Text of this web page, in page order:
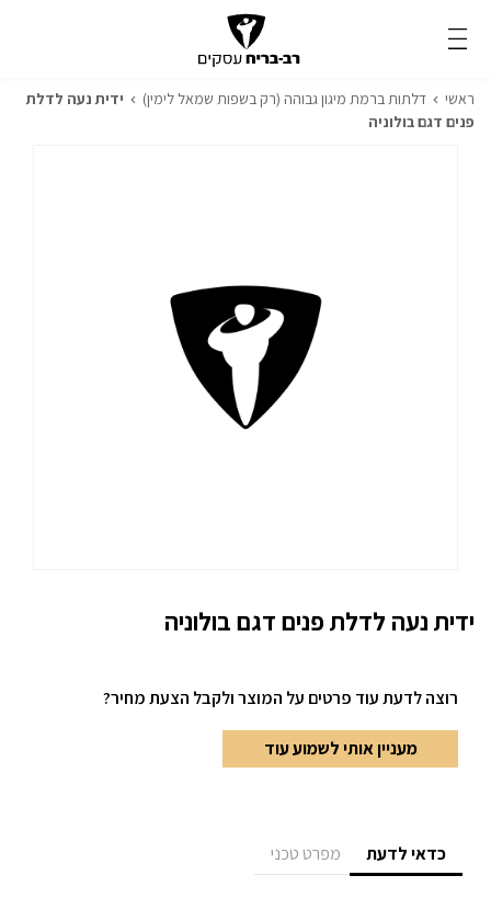
ראשי דלתות ברמת מיגון גבוהה (רק בשפות שמאל לימין)
ידית נעה לדלת
פנים דגם בולוניה
ידית נעה לדלת פנים דגם בולוניה
רוצה לדעת עוד פרטים על המוצר ולקבל הצעת מחיר?
מעניין אותי לשמוע עוד
כדאי לדעת מפרט טכני